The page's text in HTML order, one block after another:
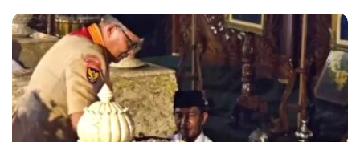
pada tanggal 14 Agustus 2025 dan menjalankan program
kwartir nasional dengan melaksanakan kegiatan bulan bakti
pramuka dibulan agustus ini
Terima kasih atas semangat, antusiasme dan partisipasi adik-
adik semua beserta dengan para Pembina, yang telah
mengajarkan kami, pimpinan daerah untuk memulai semangat